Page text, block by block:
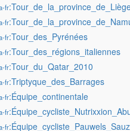
fr
fr
fr:Tour_des_Pyrénées
fr:Tour_des_régions_italiennes
fr:Tour_du_Qatar_2010
fr:Triptyque_des_Barrages
fr:Équipe_continentale
fr
fr